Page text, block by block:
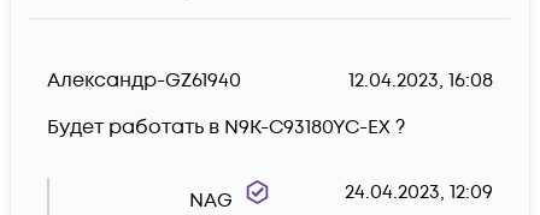
Александр-GZ61940
12.04.2023, 16:08
Будет работать в N9K-C93180YC-EX ?
NAG 24.04.2023, 12:09